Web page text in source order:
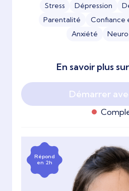
Stress Dépression
Parentalité
Confiance
Anxiété
En savoir plus
Démarrer
Répond
en 2h